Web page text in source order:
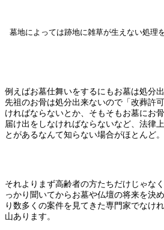
墓地によっては跡地に雑草が生えない処理
例えばお墓仕舞いをするにもお墓は処分
先祖のお骨は処分出来ないので「改葬許
ければならないとか、そもそもお墓にお
届け出をしなければならないなど、法律
とがあるなんて知らない場合がほとんど。
それよりまず高齢者の方たちだけじゃな
っかり聞いてからお墓や仏壇の将来を決
り数多くの案件を見てきた専門家でなけ
山あります。